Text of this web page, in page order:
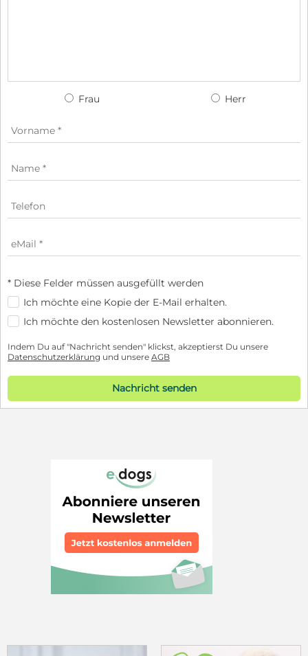
Frau Herr
* Diese Felder müssen ausgefüllt werden
Ich möchte eine Kopie der E-Mail erhalten.
Ich möchte den kostenlosen Newsletter abonnieren.
Indem Du auf "Nachricht senden" klickst, akzeptierst Du unsere
Datenschutzerklärung und unsere AGB
Nachricht senden